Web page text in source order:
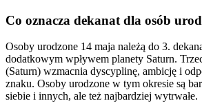
Co oznacza dekanat dla osób
Osoby urodzone 14 maja należą do 3.
dodatkowym wpływem planety Saturn.
(Saturn) wzmacnia dyscyplinę, ambicję i
znaku. Osoby urodzone w tym okresie są
siebie i innych, ale też najbardziej wytrwałe.